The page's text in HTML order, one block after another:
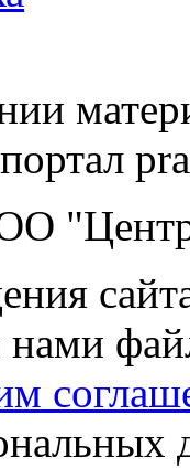
"Центр
нами